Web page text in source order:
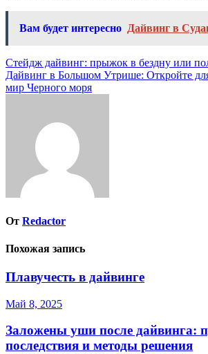
Вам будет интересно Дайвинг в
Навигация
по
Стейдж дайвинг: прыжок в бездну или
Дайвинг в Большом Утрише: Откройте
мир Черного моря
От Redactor
Похожая запись
Плавучесть в дайвинге
Май 8, 2025
Заложены уши после дайвинга:
последствия и методы решения